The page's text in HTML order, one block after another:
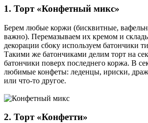
1. Торт «Конфетный микс»
Берем любые коржи (бисквитные,
важно). Перемазываем их кремом и
декорации сбоку используем батончики
Такими же батончиками делим торт на
батончики поверх последнего коржа. В
любимые конфеты: леденцы, ириски,
или что-то другое.
2. Торт «Конфетти»